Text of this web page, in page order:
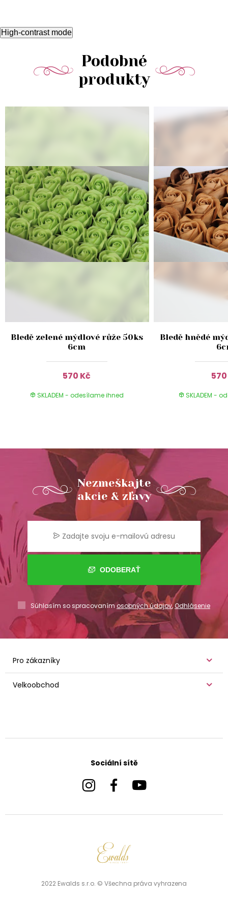
High-contrast mode
Podobné
produkty
Bledě zelené mýdlové růže 50ks
6cm
570 Kč
SKLADEM - odesílame ihned
Bledě hnědé
SKLADEM -
Nezmeškajte
akcie & zľavy
ODOBERAŤ
Súhlasím so spracovaním osobných údajov,Odhlásenie
Pro zákazníky
Velkoobchod
Sociální sítě
2022 Ewalds s.r.o. © Všechna práva vyhrazena